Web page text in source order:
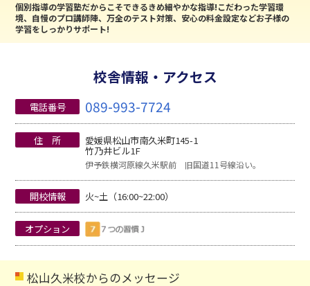
個別指導の学習塾だからこそできるきめ細やかな指導!こだわった学習環
境、自慢のプロ講師陣、万全のテスト対策、安心の料金設定などお子様の
学習をしっかりサポート!
校舎情報・アクセス
電話番号 089-993-7724
住 所 愛媛県松山市南久米町145-1
竹乃井ビル1F
伊予鉄横河原線久米駅前 旧国道11号線沿い。
開校情報 火~土（16:00~22:00）
オプション
松山久米校からのメッセージ